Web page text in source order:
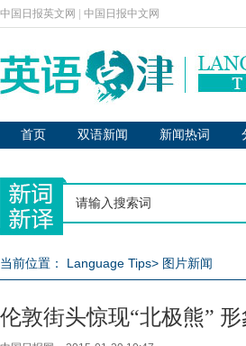
中国日报英文网 中国日报中文网
首页 双语新闻 新闻热词
当前位置： Language Tips> 图片新闻
伦敦街头惊现“北极熊”